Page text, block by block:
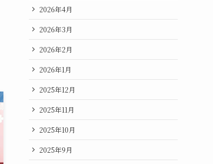
2026年4月
2026年3月
2026年2月
2026年1月
2025年12月
2025年11月
2025年10月
2025年9月